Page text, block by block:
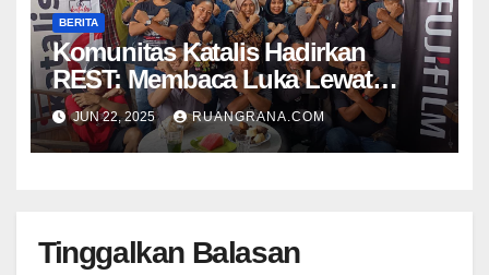
BERITA
Komunitas Katalis Hadirkan
REST: Membaca Luka Lewat
Keheningan, Menyulam Makna
Lewat Visual
JUN 22, 2025 RUANGRANA.COM
Tinggalkan Balasan